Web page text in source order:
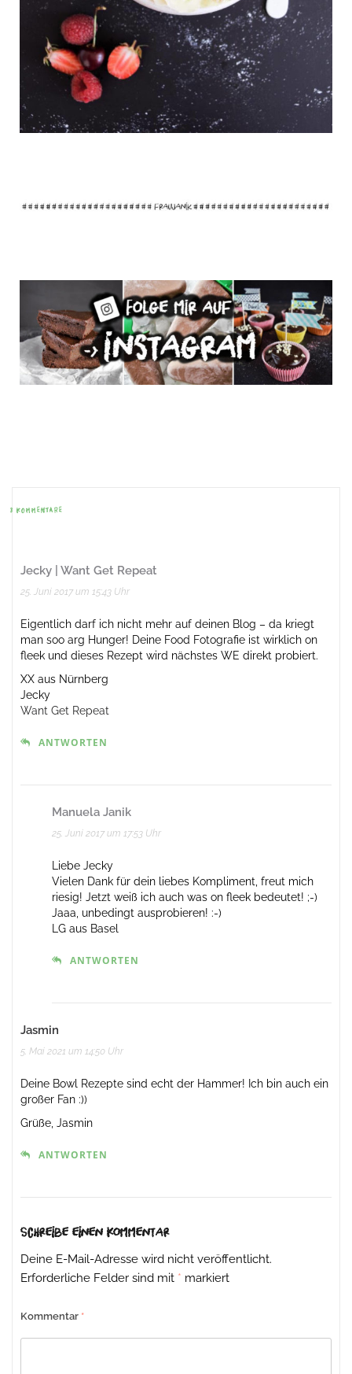
Navigation
3 KOMMENTARE
Jecky | Want Get Repeat
25. Juni 2017 um 15:43 Uhr
Eigentlich darf ich nicht mehr auf deinen Blog – da kriegt
man soo arg Hunger! Deine Food Fotografie ist wirklich on
fleek und dieses Rezept wird nächstes WE direkt probiert.
XX aus Nürnberg
Jecky
Want Get Repeat
ANTWORTEN
Manuela Janik
25. Juni 2017 um 17:53 Uhr
Liebe Jecky
Vielen Dank für dein liebes Kompliment, freut mich
riesig! Jetzt weiß ich auch was on fleek bedeutet! ;-)
Jaaa, unbedingt ausprobieren! :-)
LG aus Basel
ANTWORTEN
Jasmin
5. Mai 2021 um 14:50 Uhr
Deine Bowl Rezepte sind echt der Hammer! Ich bin auch ein
großer Fan :))
Grüße, Jasmin
ANTWORTEN
Schreibe einen Kommentar
Deine E-Mail-Adresse wird nicht veröffentlicht.
Erforderliche Felder sind mit * markiert
Kommentar *